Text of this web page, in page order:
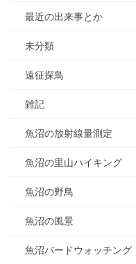
最近の出来事とか
未分類
遠征探鳥
雑記
魚沼の放射線量測定
魚沼の里山ハイキング
魚沼の野鳥
魚沼の風景
魚沼バードウォッチング